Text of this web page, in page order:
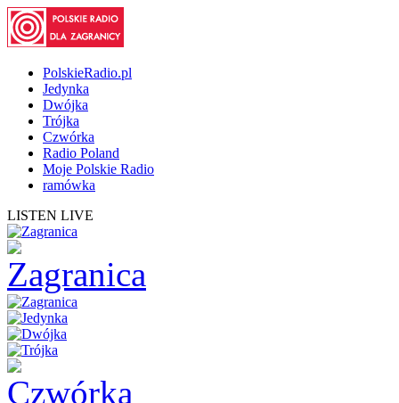
PolskieRadio.pl
Jedynka
Dwójka
Trójka
Czwórka
Radio Poland
Moje Polskie Radio
ramówka
LISTEN LIVE